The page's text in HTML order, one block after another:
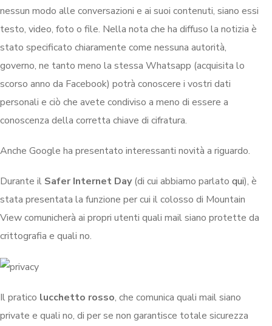
nessun modo alle conversazioni e ai suoi contenuti, siano essi
testo, video, foto o file. Nella nota che ha diffuso la notizia è
stato specificato chiaramente come nessuna autorità,
governo, ne tanto meno la stessa Whatsapp (acquisita lo
scorso anno da Facebook) potrà conoscere i vostri dati
personali e ciò che avete condiviso a meno di essere a
conoscenza della corretta chiave di cifratura.
Anche Google ha presentato interessanti novità a riguardo.
Durante il Safer Internet Day(di cui abbiamo parlato qui), è
stata presentata la funzione per cui il colosso di Mountain
View comunicherà ai propri utenti quali mail siano protette da
crittografia e quali no.
Il pratico lucchetto rosso, che comunica quali mail siano
private e quali no, di per se non garantisce totale sicurezza